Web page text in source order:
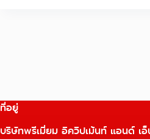
ที่อยู่
บริษัทพรีเมี่ยม อิควิปเม้นท์ แอนด์ เอ็